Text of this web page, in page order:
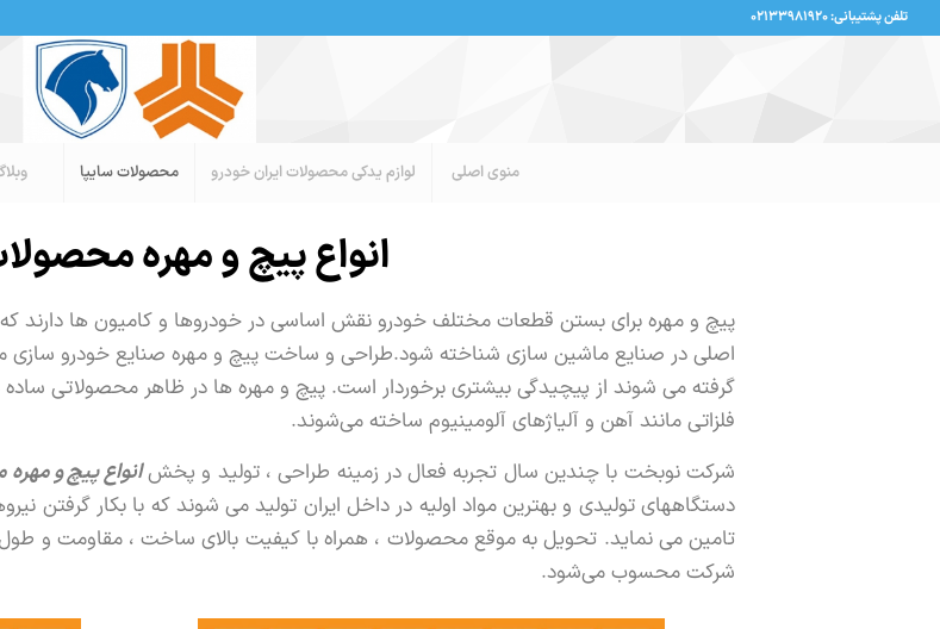
تلفن پشتیبانی: ۰۲۱۳۳۹۸۱۹۲۰
منوی اصلی لوازم یدکی محصولات ایران خودرو محصولات سایپا
انواع پیچ و مهره
پیچ و مهره برای بستن قطعات مختلف خودرو نقش اساسی در خودروها و کامیون ها دارند
اصلی در صنایع ماشین سازی شناخته شود.طراحی و ساخت پیچ و مهره صنایع خودرو سازی
گرفته می شوند از پیچیدگی بیشتری برخوردار است. پیچ و مهره‌ ها در ظاهر محصولاتی ساده
فلزاتی مانند آهن و آلیاژهای آلومینیوم ساخته می‌شوند.
شرکت نوبخت با چندین سال تجربه فعال در زمینه طراحی ، تولید و پخشانواع پیچ و
دستگاههای تولیدی و بهترین مواد اولیه در داخل ایران تولید می شوند که با بکار گرفتن
تامین می نماید. تحویل به موقع محصولات ، همراه با کیفیت بالای ساخت ، مقاومت و
شرکت محسوب می‌شود.